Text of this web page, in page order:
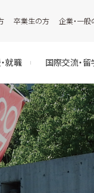
卒業生の方 企業・一般
就職 国際交流・留